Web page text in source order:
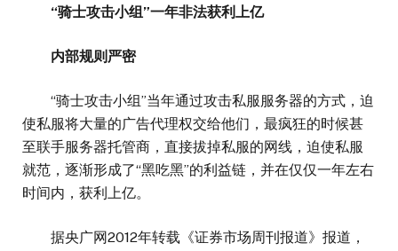
“骑士攻击小组”一年非法获利上亿
内部规则严密
“骑士攻击小组”当年通过攻击私服服务器的方式，迫
使私服将大量的广告代理权交给他们，最疯狂的时候甚
至联手服务器托管商，直接拔掉私服的网线，迫使私服
就范，逐渐形成了“黑吃黑”的利益链，并在仅仅一年左右
时间内，获利上亿。
据央广网2012年转载《证券市场周刊报道》报道，